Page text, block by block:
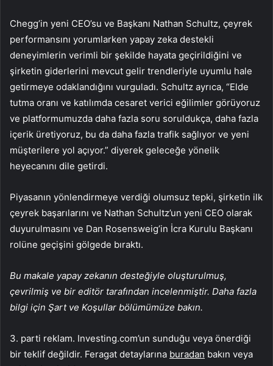
Chegg’in yeni CEO’su ve Başkanı Nathan Schultz, çeyrek
performansını yorumlarken yapay zeka destekli
deneyimlerin verimli bir şekilde hayata geçirildiğini ve
şirketin giderlerini mevcut gelir trendleriyle uyumlu hale
getirmeye odaklandığını vurguladı. Schultz ayrıca, “Elde
tutma oranı ve katılımda cesaret verici eğilimler görüyoruz
ve platformumuzda daha fazla soru soruldukça, daha fazla
içerik üretiyoruz, bu da daha fazla trafik sağlıyor ve yeni
müşterilere yol açıyor.” diyerek geleceğe yönelik
heyecanını dile getirdi.
Piyasanın yönlendirmeye verdiği olumsuz tepki, şirketin ilk
çeyrek başarılarını ve Nathan Schultz’un yeni CEO olarak
duyurulmasını ve Dan Rosensweig’in İcra Kurulu Başkanı
rolüne geçişini gölgede bıraktı.
Bu makale yapay zekanın desteğiyle oluşturulmuş,
çevrilmiş ve bir editör tarafından incelenmiştir. Daha fazla
bilgi için Şart ve Koşullar bölümümüze bakın.
3. parti reklam. Investing.com’un sunduğu veya önerdiği
bir teklif değildir. Feragat detaylarına buradan bakın veya